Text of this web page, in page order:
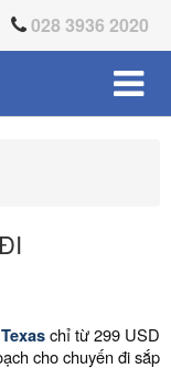
028 3936 2020
chỉ từ 299 USD
cho chuyến đi sắp